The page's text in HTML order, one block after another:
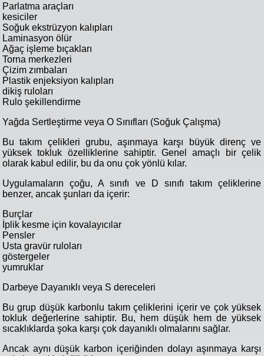
Parlatma araçları
kesiciler
Soğuk ekstrüzyon kalıpları
Laminasyon ölür
Ağaç işleme bıçakları
Torna merkezleri
Çizim zımbaları
Plastik enjeksiyon kalıpları
dikiş ruloları
Rulo şekillendirme
Yağda Sertleştirme veya O Sınıfları (Soğuk Çalışma)
Bu takım çelikleri grubu, aşınmaya karşı büyük direnç ve
yüksek tokluk özelliklerine sahiptir. Genel amaçlı bir çelik
olarak kabul edilir, bu da onu çok yönlü kılar.
Uygulamaların çoğu, A sınıfı ve D sınıfı takım çeliklerine
benzer, ancak şunları da içerir:
Burçlar
İplik kesme için kovalayıcılar
Pensler
Usta gravür ruloları
göstergeler
yumruklar
Darbeye Dayanıklı veya S dereceleri
Bu grup düşük karbonlu takım çeliklerini içerir ve çok yüksek
tokluk değerlerine sahiptir. Bu, hem düşük hem de yüksek
sıcaklıklarda şoka karşı çok dayanıklı olmalarını sağlar.
Ancak aynı düşük karbon içeriğinden dolayı aşınmaya karşı